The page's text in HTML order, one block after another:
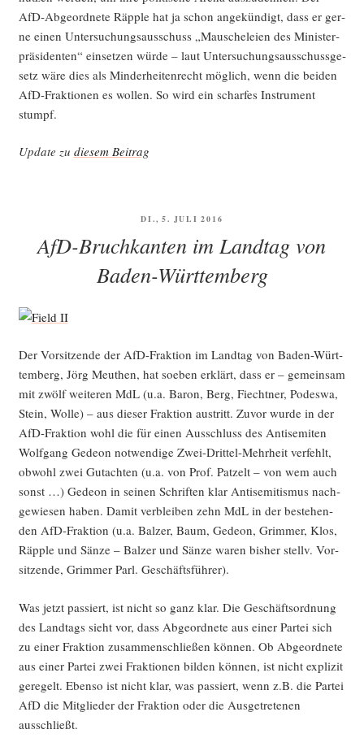
AfD-Abge­ord­ne­te Räpp­le hat ja schon ange­kün­digt, dass er ger­
ne einen Unter­su­chungs­aus­schuss „Mau­sche­lei­en des Minis­ter­
prä­si­den­ten“ ein­set­zen wür­de – laut Unter­su­chungs­aus­schuss­ge­
setz wäre dies als Min­der­hei­ten­recht mög­lich, wenn die bei­den
AfD-Frak­tio­nen es wol­len. So wird ein schar­fes Instru­ment
stumpf.
Update zu die­sem Beitrag
VERÖFFENTLICHT
DI., 5. JULI 2016
AfD-Bruchkanten im Landtag von
Baden-Württemberg
Der Vor­sit­zen­de der AfD-Frak­ti­on im Land­tag von Baden-Würt­
tem­berg, Jörg Meu­then, hat soeben erklärt, dass er – gemein­sam
mit zwölf wei­te­ren MdL (u.a. Baron, Berg, Fiech­t­ner, Podes­wa,
Stein, Wol­le) – aus die­ser Frak­ti­on aus­tritt. Zuvor wur­de in der
AfD-Frak­ti­on wohl die für einen Aus­schluss des Anti­se­mi­ten
Wolf­gang Gede­on not­wen­di­ge Zwei-Drit­tel-Mehr­heit ver­fehlt,
obwohl zwei Gut­ach­ten (u.a. von Prof. Pat­z­elt – von wem auch
sonst …) Gede­on in sei­nen Schrif­ten klar Anti­se­mi­tis­mus nach­
ge­wie­sen haben. Damit ver­blei­ben zehn MdL in der bestehen­
den AfD-Frak­ti­on (u.a. Bal­zer, Baum, Gede­on, Grim­mer, Klos,
Räpp­le und Sän­ze – Bal­zer und Sän­ze waren bis­her stellv. Vor­
sit­zen­de, Grim­mer Parl. Geschäftsführer).
Was jetzt pas­siert, ist nicht so ganz klar. Die Geschäfts­ord­nung
des Land­tags sieht vor, dass Abge­ord­ne­te aus einer Par­tei sich
zu einer Frak­ti­on zusam­men­schlie­ßen kön­nen. Ob Abge­ord­ne­te
aus einer Par­tei zwei Frak­tio­nen bil­den kön­nen, ist nicht expli­zit
gere­gelt. Eben­so ist nicht klar, was pas­siert, wenn z.B. die Par­tei
AfD die Mit­glie­der der Frak­ti­on oder die Aus­ge­tre­te­nen
ausschließt.